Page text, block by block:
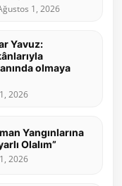
1, 2026
Yavuz:
olmaya
2026
Yangınlarına
Olalım”
2026